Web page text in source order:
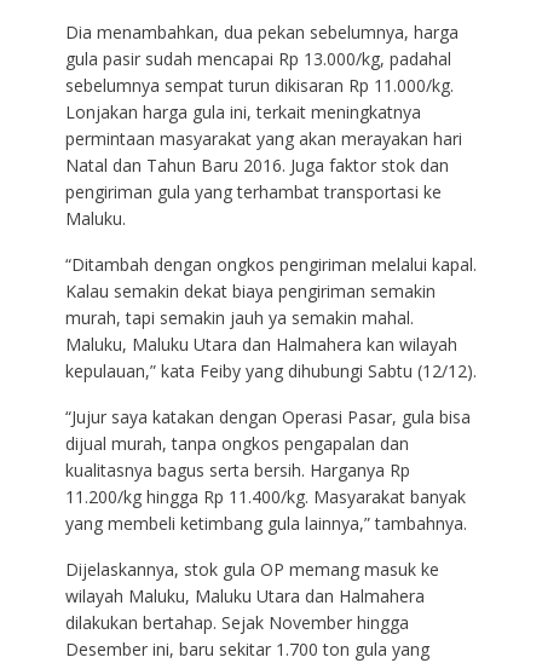
Dia menambahkan, dua pekan sebelumnya, harga
gula pasir sudah mencapai Rp 13.000/kg, padahal
sebelumnya sempat turun dikisaran Rp 11.000/kg.
Lonjakan harga gula ini, terkait meningkatnya
permintaan masyarakat yang akan merayakan hari
Natal dan Tahun Baru 2016. Juga faktor stok dan
pengiriman gula yang terhambat transportasi ke
Maluku.
“Ditambah dengan ongkos pengiriman melalui kapal.
Kalau semakin dekat biaya pengiriman semakin
murah, tapi semakin jauh ya semakin mahal.
Maluku, Maluku Utara dan Halmahera kan wilayah
kepulauan,” kata Feiby yang dihubungi Sabtu (12/12).
“Jujur saya katakan dengan Operasi Pasar, gula bisa
dijual murah, tanpa ongkos pengapalan dan
kualitasnya bagus serta bersih. Harganya Rp
11.200/kg hingga Rp 11.400/kg. Masyarakat banyak
yang membeli ketimbang gula lainnya,” tambahnya.
Dijelaskannya, stok gula OP memang masuk ke
wilayah Maluku, Maluku Utara dan Halmahera
dilakukan bertahap. Sejak November hingga
Desember ini, baru sekitar 1.700 ton gula yang